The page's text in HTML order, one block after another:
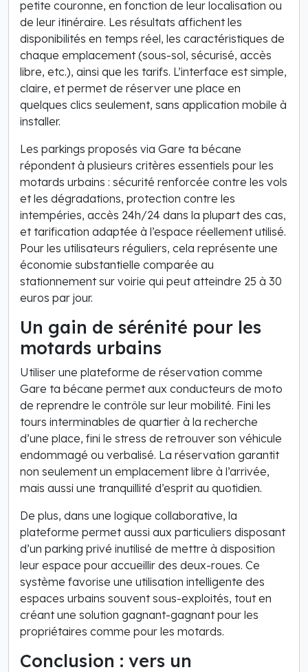
petite couronne, en fonction de leur localisation ou
de leur itinéraire. Les résultats affichent les
disponibilités en temps réel, les caractéristiques de
chaque emplacement (sous-sol, sécurisé, accès
libre, etc.), ainsi que les tarifs. L’interface est simple,
claire, et permet de réserver une place en
quelques clics seulement, sans application mobile à
installer.
Les parkings proposés via Gare ta bécane
répondent à plusieurs critères essentiels pour les
motards urbains : sécurité renforcée contre les vols
et les dégradations, protection contre les
intempéries, accès 24h/24 dans la plupart des cas,
et tarification adaptée à l’espace réellement utilisé.
Pour les utilisateurs réguliers, cela représente une
économie substantielle comparée au
stationnement sur voirie qui peut atteindre 25 à 30
euros par jour.
Un gain de sérénité pour les
motards urbains
Utiliser une plateforme de réservation comme
Gare ta bécane permet aux conducteurs de moto
de reprendre le contrôle sur leur mobilité. Fini les
tours interminables de quartier à la recherche
d’une place, fini le stress de retrouver son véhicule
endommagé ou verbalisé. La réservation garantit
non seulement un emplacement libre à l’arrivée,
mais aussi une tranquillité d’esprit au quotidien.
De plus, dans une logique collaborative, la
plateforme permet aussi aux particuliers disposant
d’un parking privé inutilisé de mettre à disposition
leur espace pour accueillir des deux-roues. Ce
système favorise une utilisation intelligente des
espaces urbains souvent sous-exploités, tout en
créant une solution gagnant-gagnant pour les
propriétaires comme pour les motards.
Conclusion : vers un